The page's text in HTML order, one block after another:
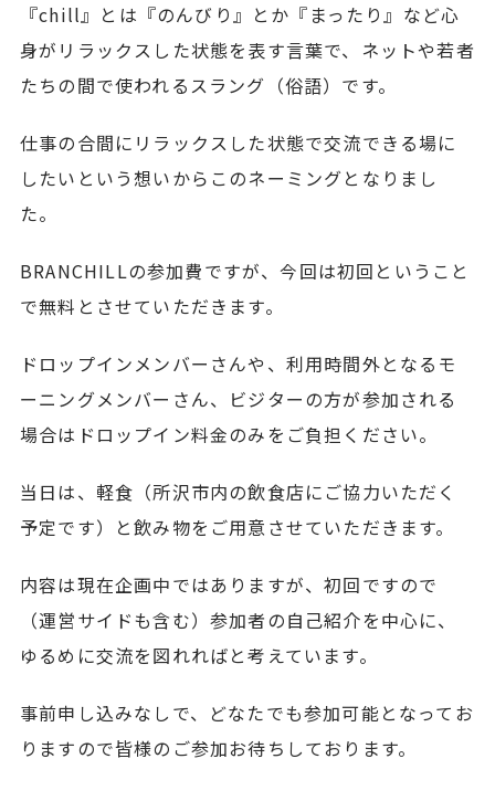
『chill』とは『のんびり』とか『まったり』など心
身がリラックスした状態を表す言葉で、ネットや若者
たちの間で使われるスラング（俗語）です。
仕事の合間にリラックスした状態で交流できる場に
したいという想いからこのネーミングとなりまし
た。
BRANCHILLの参加費ですが、今回は初回ということ
で無料とさせていただきます。
ドロップインメンバーさんや、利用時間外となるモ
ーニングメンバーさん、ビジターの方が参加される
場合はドロップイン料金のみをご負担ください。
当日は、軽食（所沢市内の飲食店にご協力いただく
予定です）と飲み物をご用意させていただきます。
内容は現在企画中ではありますが、初回ですので
（運営サイドも含む）参加者の自己紹介を中心に、
ゆるめに交流を図れればと考えています。
事前申し込みなしで、どなたでも参加可能となってお
りますので皆様のご参加お待ちしております。